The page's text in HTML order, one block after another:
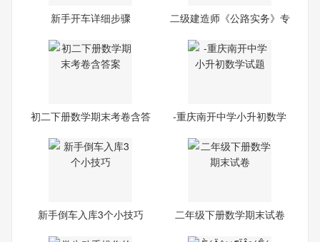
新手开车详细步骤
二级建造师《公路实务》专
初二下册数学期末考卷含答
-重庆南开中学小升初数学
新手倒车入库3个小技巧 二年级下册数学期末试卷